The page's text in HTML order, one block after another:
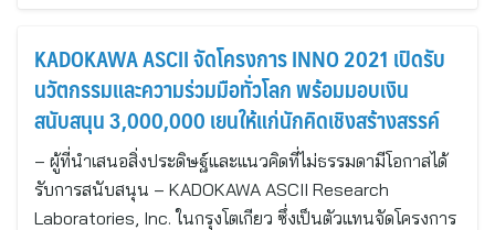
KADOKAWA ASCII จัดโครงการ INNO 2021 เปิดรับ
นวัตกรรมและความร่วมมือทั่วโลก พร้อมมอบเงิน
สนับสนุน 3,000,000 เยนให้แก่นักคิดเชิงสร้างสรรค์
– ผู้ที่นำเสนอสิ่งประดิษฐ์และแนวคิดที่ไม่ธรรมดามีโอกาสได้
รับการสนับสนุน – KADOKAWA ASCII Research
Laboratories, Inc. ในกรุงโตเกียว ซึ่งเป็นตัวแทนจัดโครงการ